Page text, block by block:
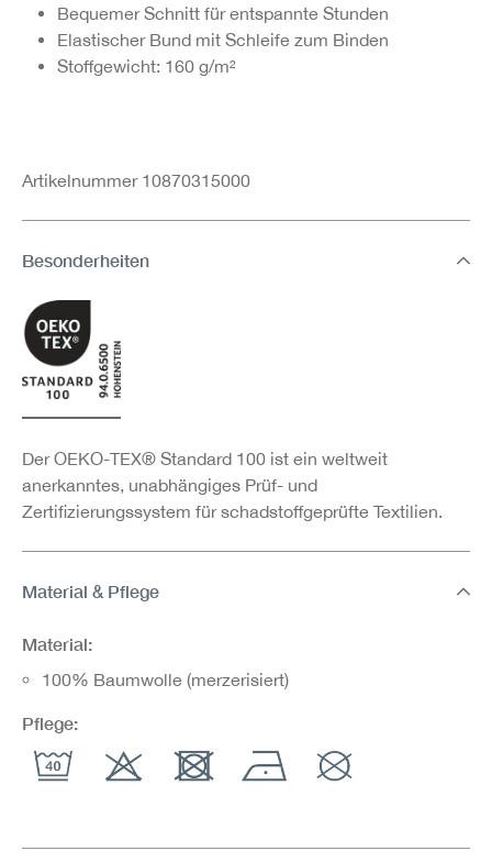
Bequemer Schnitt für entspannte Stunden
Elastischer Bund mit Schleife zum Binden
Stoffgewicht: 160 g/m²
Artikelnummer 10870315000
Besonderheiten
Der OEKO-TEX® Standard 100 ist ein weltweit
anerkanntes, unabhängiges Prüf- und
Zertifizierungssystem für schadstoffgeprüfte Textilien.
Material & Pflege
Material:
100% Baumwolle (merzerisiert)
Pflege: